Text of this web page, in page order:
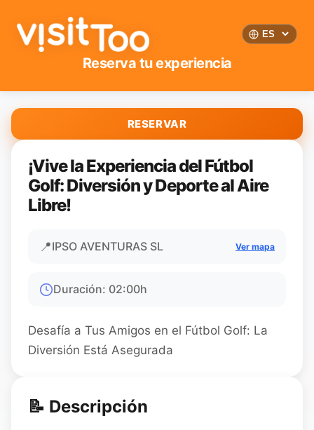
Reserva tu experiencia
RESERVAR
¡Vive la Experiencia del Fútbol
Golf: Diversión y Deporte al Aire
Libre!
📍IPSO AVENTURAS SL Ver mapa
Duración: 02:00h
Desafía a Tus Amigos en el Fútbol Golf: La
Diversión Está Asegurada
📝 Descripción